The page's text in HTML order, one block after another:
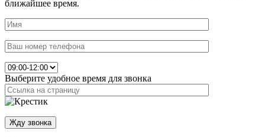
ближайшее время.
Выберите удобное время для звонка